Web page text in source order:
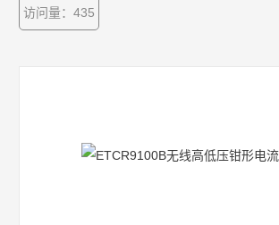
的电流或漏电流。
访问量：435